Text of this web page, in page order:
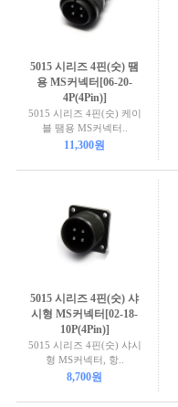
5015 시리즈 4핀(숫) 땜
용 MS커넥터[06-20-
4P(4Pin)]
5015 시리즈 4핀(숫) 케이
블 땜용 MS커넥터..
11,300원
5015 시리즈 4핀(숫) 샤
시형 MS커넥터[02-18-
10P(4Pin)]
5015 시리즈 4핀(숫) 샤시
형 MS커넥터, 항..
8,700원